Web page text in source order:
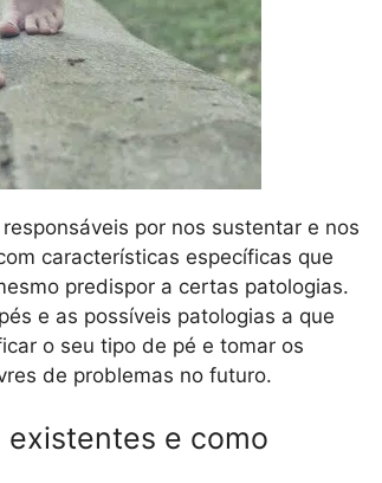
por nos sustentar e nos
características específicas que
predispor a certas patologias.
e as possíveis patologias a que
o seu tipo de pé e tomar os
de problemas no futuro.
e como